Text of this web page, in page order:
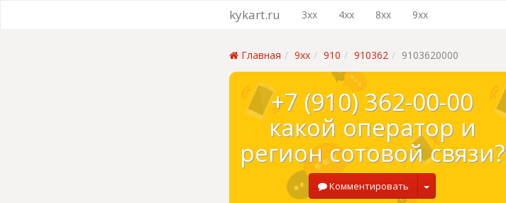
kykart.ru 3xx 4xx 8xx 9xx
Главная 9xx 910 910362 9103620000
+7 (910) 362-00-00
какой оператор и
регион сотовой связи?
Комментировать